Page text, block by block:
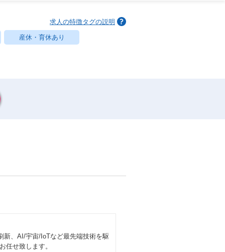
求人の特徴タグの説明
産休・育休あり
新、AI/宇宙/IoTなど最先端技術を駆
任せ致します。